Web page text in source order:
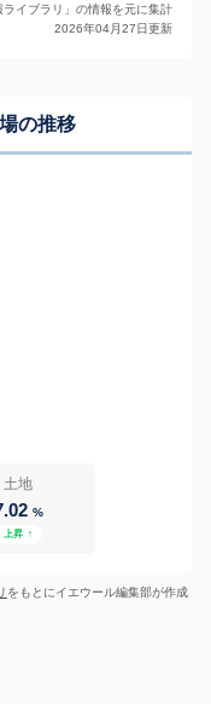
ライブラリ」の情報を元に集計
2026年04月27日更新
の推移
土地
%
上昇 ↑
をもとにイエウール編集部が作成